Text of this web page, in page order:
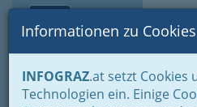
Informationen zu
INFOGRAZ.at setzt Cookies
Technologien ein. Einige
Home Branchen
Berufsbereiche
Bau, Baunebengewerbe und Holz
Landesinnung der Tapezierer und